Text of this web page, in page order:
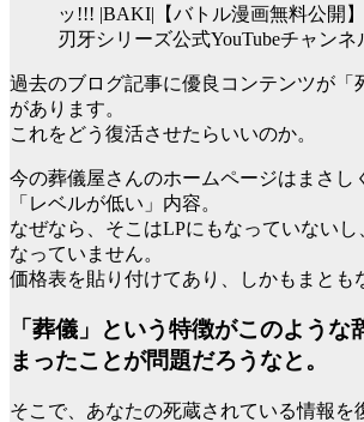
ッ!!! |BAKI|【バトル漫画無料公開】
刃牙シリーズ公式YouTubeチャンネ
過去のブログ記事に優良コンテンツが「
があります。
これをどう復活させたらいいのか。
今の葬儀屋さんのホームページはまさし
「レベルが低い」内容。
なぜなら、そこはLPにもなっていないし
なっていません。
価格表を貼り付けてあり、しかもまとも
「葬儀」という特徴がこのような
まったことが問題だろうなと。
そこで、あなたの死蔵されている情報を